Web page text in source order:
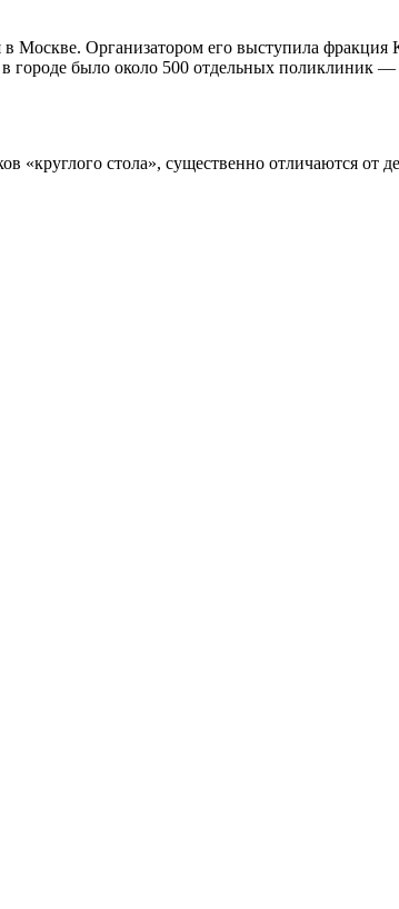
в Москве. Организатором его выступила
городе было около 500 отдельных поликлиник
«круглого стола», существенно отличаются от